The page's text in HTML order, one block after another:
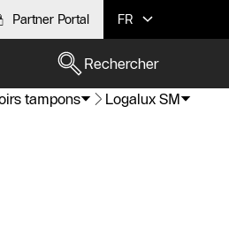
Partner Portal FR
Rechercher
tampons Logalux SM